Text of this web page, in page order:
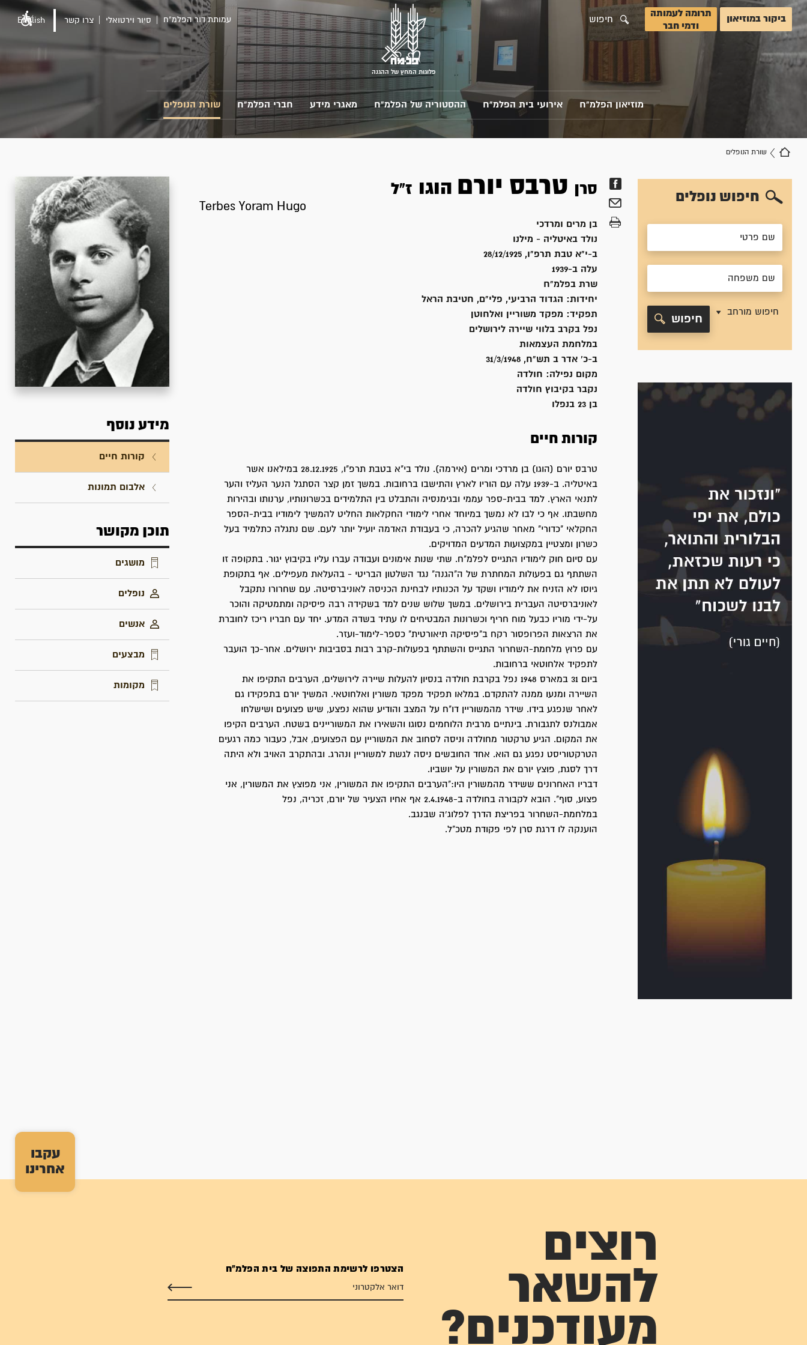
עקבו
אחרינו
ביקור במוזיאון
תרומה לעמותה
ודמי חבר
חיפוש
פלוגות המחץ של ההגנה
עמותת דור הפלמ"ח סיור וירטואלי צרו קשר English
מוזיאון הפלמ"ח אירועי בית הפלמ"ח ההסטוריה של הפלמ"ח מאגרי מידע חברי הפלמ"ח שורת הנופלים
שורת הנופלים
חיפוש נופלים
חיפוש מורחב
חיפוש
סרן טרבס יורם הוגו ז"ל
Terbes Yoram Hugo
בן מרים ומרדכי
נולד באיטליה - מילנו
ב-י"א טבת תרפ"ו, 28/12/1925
עלה ב-1939
שרת בפלמ"ח
יחידות: הגדוד הרביעי, פלי"ם, חטיבת הראל
תפקיד: מפקד משוריין ואלחוטן
נפל בקרב בלווי שיירה לירושלים
במלחמת העצמאות
ב-כ' אדר ב תש"ח, 31/3/1948
מקום נפילה: חולדה
נקבר בקיבוץ חולדה
בן 23 בנפלו
קורות חיים
טרבס יורם (הוגו) בן מרדכי ומרים (אירמה). נולד בי"א בטבת תרפ"ו, 28.12.1925 במילאנו אשר
באיטליה. ב-1939 עלה עם הוריו לארץ והתישבו ברחובות. במשך זמן קצר הסתגל הנער העליז והער
לתנאי הארץ. למד בבית-ספר עממי ובגימנסיה והתבלט בין התלמידים בכשרונותיו, ערנותו ובהירות
מחשבתו. אף כי לבו לא נמשך במיוחד אחרי לימודי החקלאות החליט להמשיך לימודיו בבית-הספר
החקלאי "כדורי" מאחר שהגיע להכרה, כי בעבודת האדמה יועיל יותר לעם. שם נתגלה כתלמיד בעל
כשרון ומצטיין במקצועות המדעים המדויקים.
עם סיום חוק לימודיו התגייס לפלמ"ח. שתי שנות אימונים ועבודה עברו עליו בקיבוץ יגור. בתקופה זו
השתתף גם בפעולות המחתרת של ה"הגנה" נגד השלטון הבריטי - בהעלאת מעפילים. אף בתקופת
גיוסו לא הזניח את לימודיו ושקד על הכנותיו לבחינת הכניסה לאוניברסיטה. עם שחרורו נתקבל
לאוניברסיטה העברית בירושלים. במשך שלוש שנים למד בשקידה רבה פיסיקה ומתמטיקה והוכר
על-ידי מוריו כבעל מוח חריף וכשרונות המבטיחים לו עתיד בשדה המדע. יחד עם חבריו ריכז לחוברת
את הרצאות הפרופסור רקח ב"פיסיקה תיאורטית" כספר-לימוד-ועזר.
עם פרוץ מלחמת-השחרור התגייס והשתתף בפעולות-קרב רבות בסביבות ירושלים. אחר-כך הועבר
לתפקיד אלחוטאי ברחובות.
ביום 31 במארס 1948 נפל בקרבת חולדה בנסיון להעלות שיירה לירושלים, הערבים התקיפו את
השיירה ומנעו ממנה להתקדם. במלאו תפקיד מפקד משורין ואלחוטאי. המשיך יורם בתפקידו גם
לאחר שנפגע בידו. שידר מהמשוריין דו"ח על המצב והודיע שהוא נפצע, שיש פצועים ושישלחו
אמבולנס לתגבורת. בינתיים מרבית הלוחמים נסוגו והשאירו את המשוריינים בשטח. הערבים הקיפו
את המקום. הגיע טרקטור מחולדה וניסה לסחוב את המשוריין עם הפצועים, אבל, כעבור כמה רגעים
הטרקטוריסט נפגע גם הוא. אחד החובשים ניסה לגשת למשוריין ונהרג. ובהתקרב האויב ולא היתה
דרך לסגת, פוצץ יורם את המשורין על יושביו.
דבריו האחרונים ששידר מהמשורין היו:"הערבים התקיפו את המשורין, אני מפוצץ את המשורין, אני
פצוע, סוף". הובא לקבורה בחולדה ב-2.4.1948 אף אחיו הצעיר של יורם, זכריה, נפל
במלחמת-השחרור בפריצת הדרך לפלוג'ה שבנגב.
הוענקה לו דרגת סרן לפי פקודת מטכ"ל.
מידע נוסף
קורות חיים
אלבום תמונות
תוכן מקושר
מושגים
נופלים
אנשים
מבצעים
מקומות
רוצים
להשאר
מעודכנים?
הצטרפו לרשימת התפוצה של בית הפלמ"ח